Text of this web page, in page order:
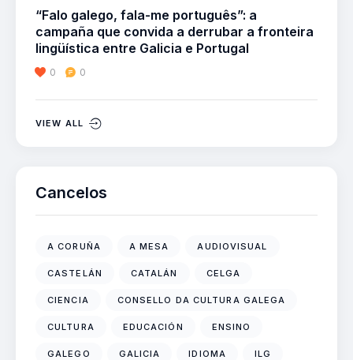
“Falo galego, fala-me português”: a
campaña que convida a derrubar a fronteira
lingüística entre Galicia e Portugal
0 0
VIEW ALL
Cancelos
A CORUÑA A MESA AUDIOVISUAL
CASTELÁN CATALÁN CELGA
CIENCIA CONSELLO DA CULTURA GALEGA
CULTURA EDUCACIÓN ENSINO
GALEGO GALICIA IDIOMA ILG